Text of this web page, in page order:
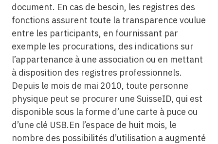
document. En cas de besoin, les registres des
fonctions assurent toute la transparence voulue
entre les participants, en fournissant par
exemple les procurations, des indications sur
l’appartenance à une association ou en mettant
à disposition des registres professionnels.
Depuis le mois de mai 2010, toute personne
physique peut se procurer une SuisseID, qui est
disponible sous la forme d’une carte à puce ou
d’une clé USB.En l’espace de huit mois, le
nombre des possibilités d’utilisation a augmenté